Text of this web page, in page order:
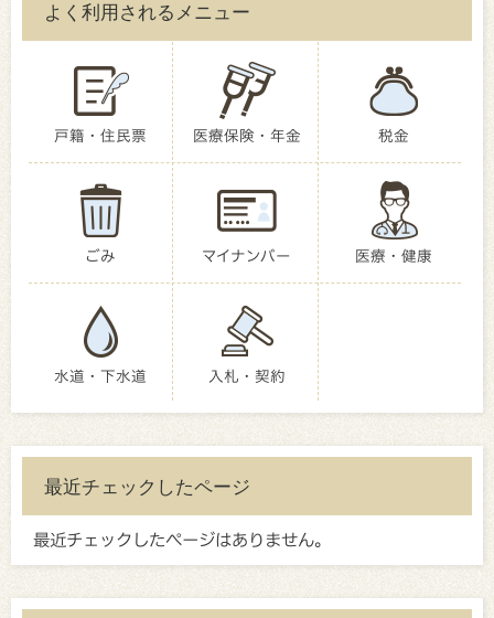
よく利用されるメニュー
戸籍・住民票 医療保険・年金 税金
ごみ マイナンバー 医療・健康
水道・下水道 入札・契約
最近チェックしたページ
最近チェックしたページはありません。